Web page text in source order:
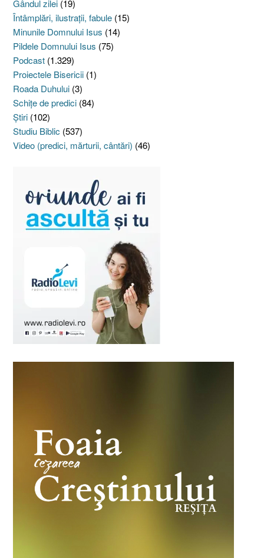
Gândul zilei (19)
Întâmplări, ilustraţii, fabule (15)
Minunile Domnului Isus (14)
Pildele Domnului Isus (75)
Podcast (1.329)
Proiectele Bisericii (1)
Roada Duhului (3)
Schiţe de predici (84)
Ştiri (102)
Studiu Biblic (537)
Video (predici, mărturii, cântări) (46)